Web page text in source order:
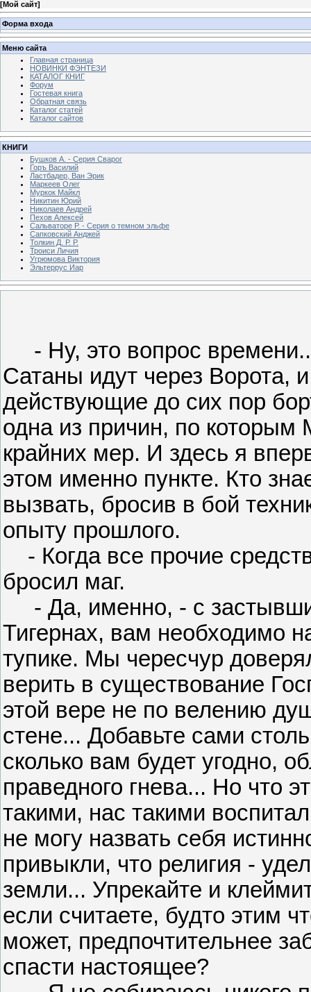
[Мой сайт]
Форма входа
Меню сайта
Главная страница
НОВИНКИ ФЭНТЕЗИ
КАТАЛОГ КНИГ
Форум
Гостевая книга
Обратная связь
Каталог статей
Каталог сайтов
КНИГИ
Бушков А. - Серия Сварог
Горъ Василий
Ластбадер, Ван Эрик
Маркеев Олег
Муркок Майкл
Никитин Юрий
Николаев Андрей
Пехов Алексей
Сальваторе Р. - Серия о темном эльфе
Сапковский Анджей
Толкин Д. Р. Р.
Троиси Личия
Угрюмова Виктория
Эльтеррус Иар
- Ну, это вопрос
Сатаны идут через Ворота,
действующие до сих пор
одна из причин, по которым
крайних мер. И здесь я
этом именно пункте. Кто
вызвать, бросив в бой
опыту прошлого.
- Когда все прочие
бросил маг.
- Да, именно, - с
Тигернах, вам необходимо
тупике. Мы чересчур
верить в существование
этой вере не по велению
стене... Добавьте сами
сколько вам будет угодно,
праведного гнева... Но что
такими, нас такими
не могу назвать себя
привыкли, что религия -
земли... Упрекайте и
если считаете, будто этим
может, предпочтительнее
спасти настоящее?